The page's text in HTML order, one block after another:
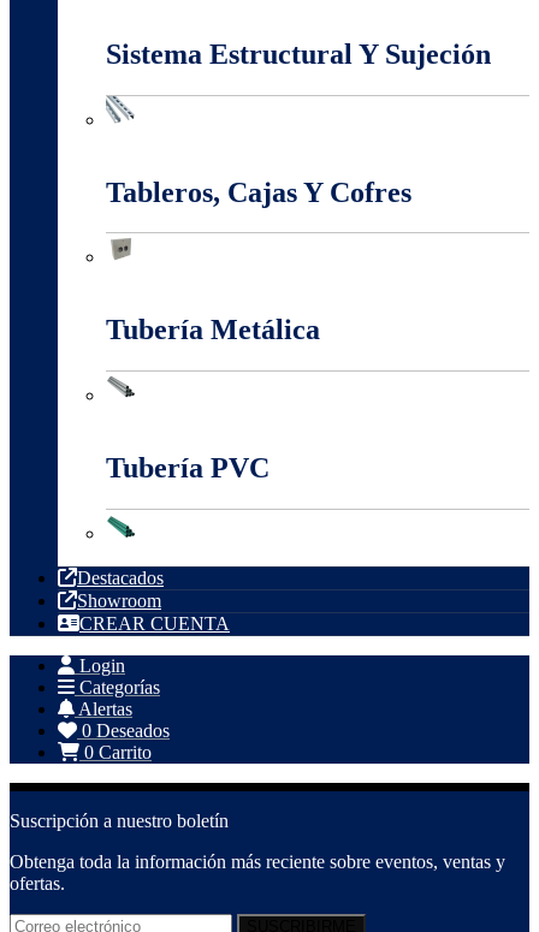
Sistema Estructural Y Sujeción
Tableros, Cajas Y Cofres
Tubería Metálica
Tubería PVC
Destacados
Showroom
CREAR CUENTA
Login
Categorías
Alertas
0 Deseados
0 Carrito
Suscripción a nuestro boletín
Obtenga toda la información más reciente sobre eventos, ventas y
ofertas.